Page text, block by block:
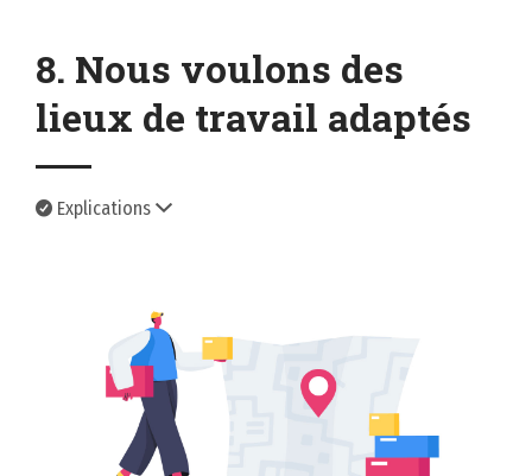
8. Nous voulons des
lieux de travail adaptés
Explications